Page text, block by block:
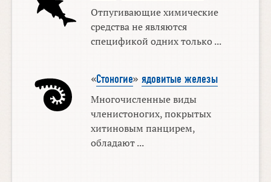
Отпугивающие химические
средства не являются
спецификой одних только ...
«Стоногие» ядовитые железы
Многочисленные виды
членистоногих, покрытых
хитиновым панцирем,
обладают ...